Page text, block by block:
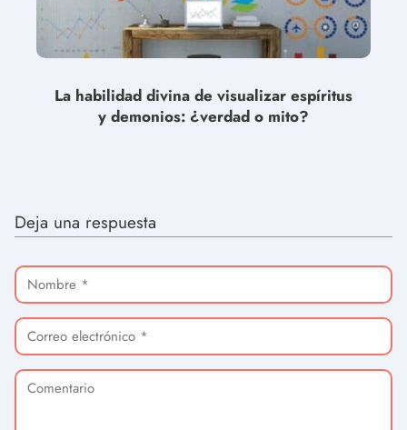
La habilidad divina de visualizar espíritus
y demonios: ¿verdad o mito?
Deja una respuesta